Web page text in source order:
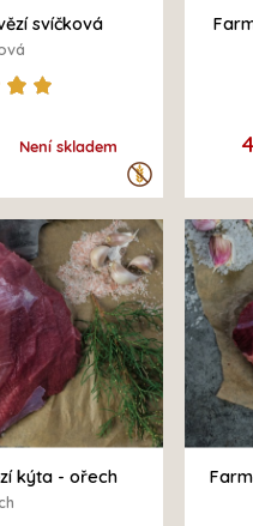
svíčková
Není skladem
kýta - ořech